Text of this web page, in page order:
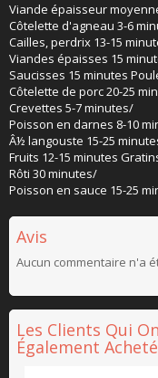
Viande épaisseur
Côtelette d'agneau 3-6
Cailles, perdrix 13-15
Viandes épaisses 15
Saucisses 15 minutes
Côtelette de porc 20-25
Crevettes 5-7 minutes/
Poisson en darnes 8-10
Â½ langouste 15-25
Fruits 12-15 minutes
Rôti 30 minutes/
Poisson en sauce 15-25
Avis
Aucun commentaire n'a
Les Clients Qui
Également